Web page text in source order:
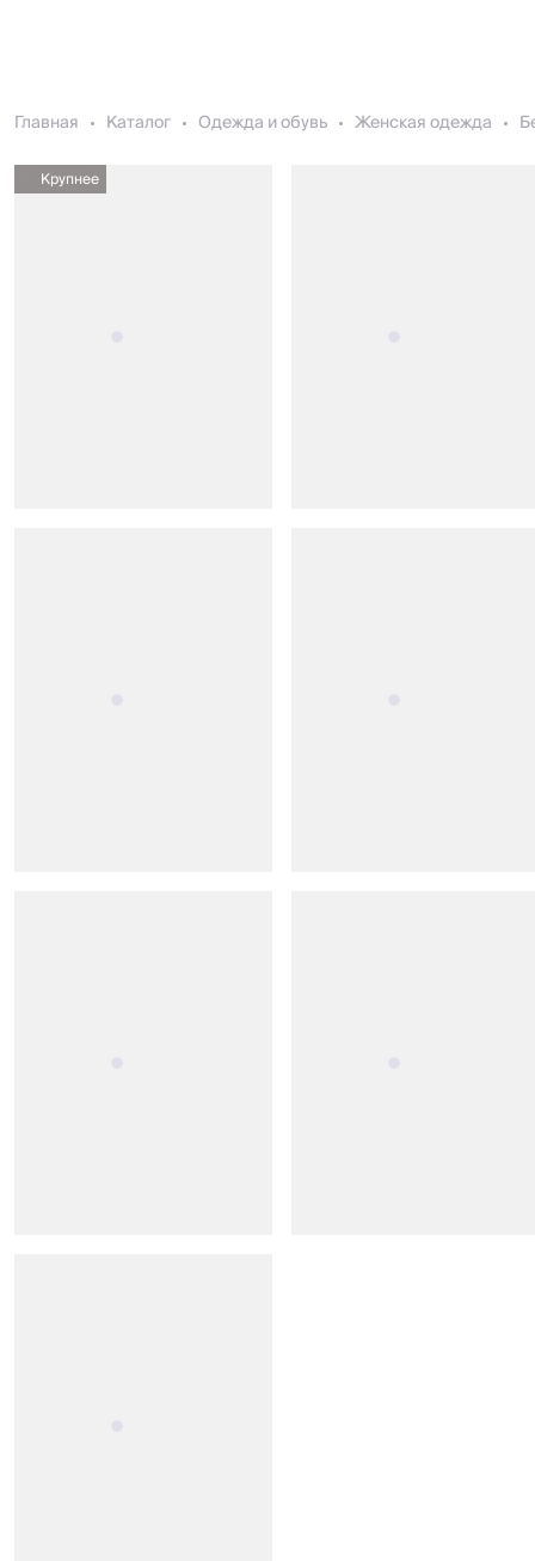
Главная Каталог Одежда и обувь Женская одежда
Крупнее